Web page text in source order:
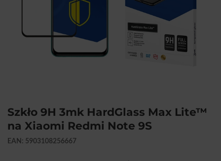
Szkło 9H 3mk HardGlass Max Lite™
na Xiaomi Redmi Note 9S
EAN: 5903108256667